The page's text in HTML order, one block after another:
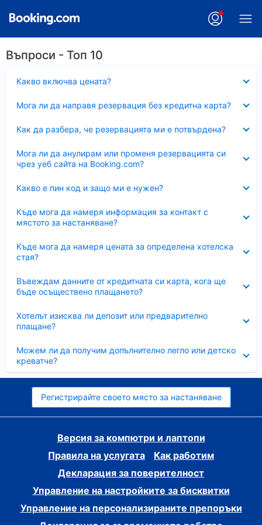
Въпроси - Топ 10
Какво включва цената?
Мога ли да направя резервация без кредитна карта?
Как да разбера, че резервацията ми е потвърдена?
Мога ли да анулирам или променя резервацията си
чрез уеб сайта на Booking.com?
Какво е пин код и защо ми е нужен?
Къде мога да намеря информация за контакт с
мястото за настаняване?
Къде мога да намеря цената за определена хотелска
стая?
Въвеждам данните от кредитната си карта, кога ще
бъде осъществено плащането?
Хотелът изисква ли депозит или предварително
плащане?
Можем ли да получим допълнително легло или детско
креватче?
Регистрирайте своето място за настаняване
Версия за компютри и лаптопи
Правила на услугата
Как работим
Декларация за поверителност
Управление на настройките за бисквитки
Управление на персонализираните препоръки